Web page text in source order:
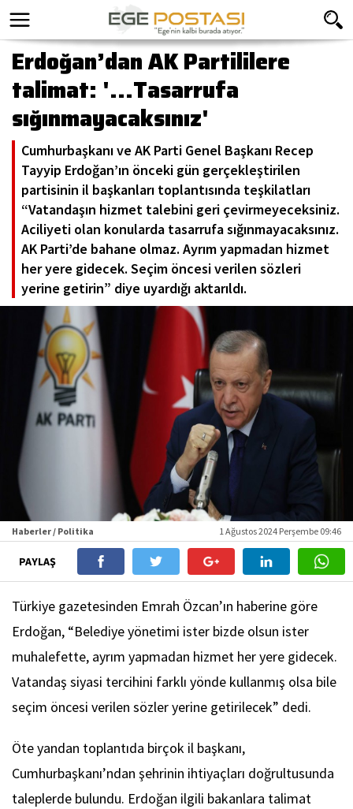
Erdoğan’dan AK Partililere
talimat: '...Tasarrufa
sığınmayacaksınız'
Cumhurbaşkanı ve AK Parti Genel Başkanı Recep
Tayyip Erdoğan’ın önceki gün gerçekleştirilen
partisinin il başkanları toplantısında teşkilatları
“Vatandaşın hizmet talebini geri çevirmeyeceksiniz.
Aciliyeti olan konularda tasarrufa sığınmayacaksınız.
AK Parti’de bahane olmaz. Ayrım yapmadan hizmet
her yere gidecek. Seçim öncesi verilen sözleri
yerine getirin” diye uyardığı aktarıldı.
Haberler / Politika 1 Ağustos 2024 Perşembe 09:46
PAYLAŞ
Türkiye gazetesinden Emrah Özcan’ın haberine göre
Erdoğan, “Belediye yönetimi ister bizde olsun ister
muhalefette, ayrım yapmadan hizmet her yere gidecek.
Vatandaş siyasi tercihini farklı yönde kullanmış olsa bile
seçim öncesi verilen sözler yerine getirilecek” dedi.
Öte yandan toplantıda birçok il başkanı,
Cumhurbaşkanı’ndan şehrinin ihtiyaçları doğrultusunda
taleplerde bulundu. Erdoğan ilgili bakanlara talimat